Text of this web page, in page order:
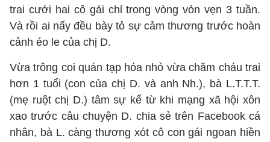
trai cưới hai cô gái chỉ trong vòng vỏn vẹn 3 tuần.
Và rồi ai nấy đều bày tỏ sự cảm thương trước hoàn
cảnh éo le của chị D.
Vừa trông coi quán tạp hóa nhỏ vừa chăm cháu trai
hơn 1 tuổi (con của chị D. và anh Nh.), bà L.T.T.T.
(mẹ ruột chị D.) tâm sự kể từ khi mạng xã hội xôn
xao trước câu chuyện D. chia sẻ trên Facebook cá
nhân, bà L. càng thương xót cô con gái ngoan hiền